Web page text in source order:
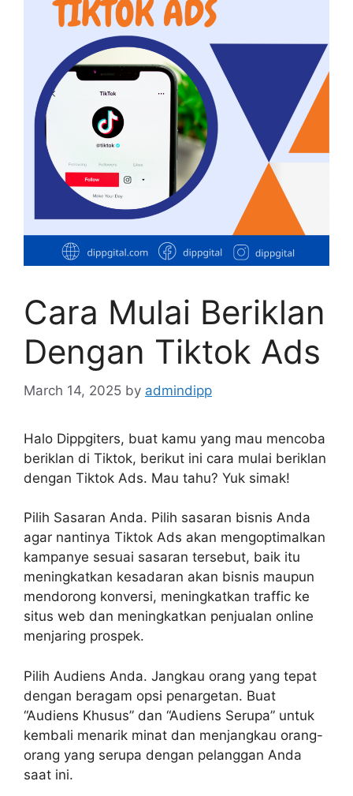
Cara Mulai Beriklan
Dengan Tiktok Ads
March 14, 2025 by admindipp
Halo Dippgiters, buat kamu yang mau mencoba
beriklan di Tiktok, berikut ini cara mulai beriklan
dengan Tiktok Ads. Mau tahu? Yuk simak!
Pilih Sasaran Anda. Pilih sasaran bisnis Anda
agar nantinya Tiktok Ads akan mengoptimalkan
kampanye sesuai sasaran tersebut, baik itu
meningkatkan kesadaran akan bisnis maupun
mendorong konversi, meningkatkan traffic ke
situs web dan meningkatkan penjualan online
menjaring prospek.
Pilih Audiens Anda. Jangkau orang yang tepat
dengan beragam opsi penargetan. Buat
“Audiens Khusus” dan “Audiens Serupa” untuk
kembali menarik minat dan menjangkau orang-
orang yang serupa dengan pelanggan Anda
saat ini.